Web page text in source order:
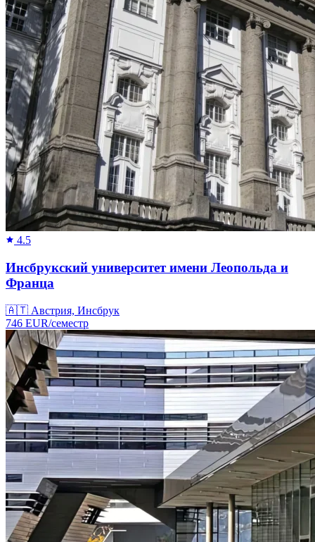
4.5
Инсбрукский университет имени Леопольда и
Франца
🇦🇹 Австрия, Инсбрук
746 EUR/семестр